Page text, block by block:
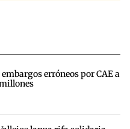
erróneos por CAE a